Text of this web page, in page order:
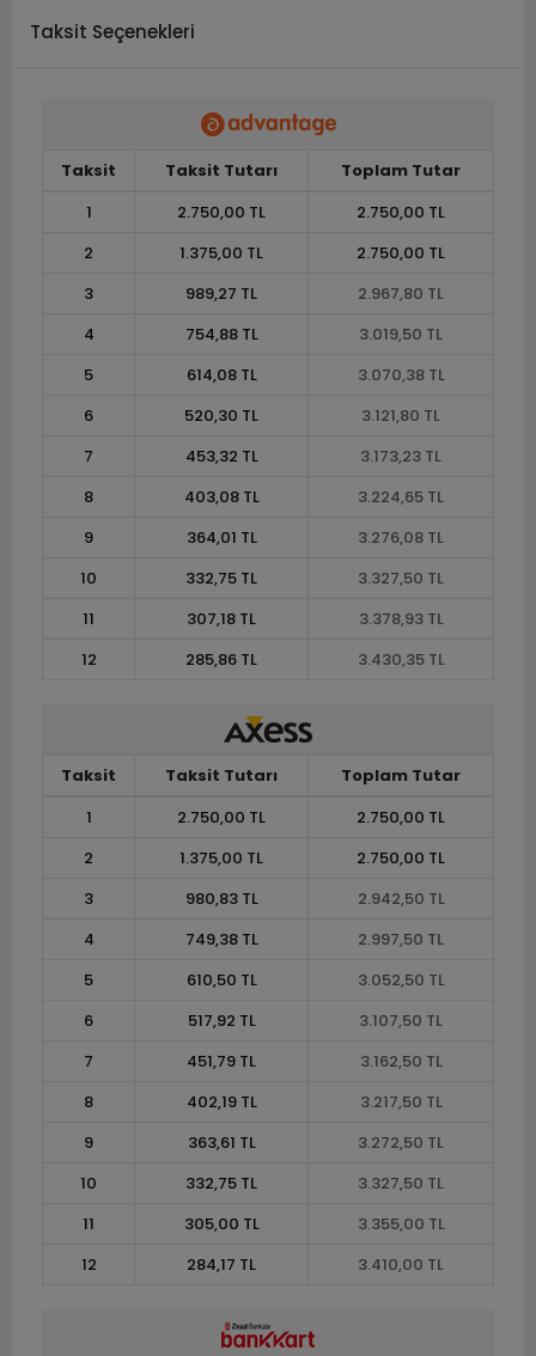
Taksit Seçenekleri
Taksit Taksit Tutarı
Toplam Tutar
1
2.750,00 TL
2.750,00 TL
2
1.375,00 TL
2.750,00 TL
3
989,27 TL
2.967,80 TL
4
754,88 TL
3.019,50 TL
5
614,08 TL
3.070,38 TL
6
520,30 TL
3.121,80 TL
7
453,32 TL
3.173,23 TL
8
403,08 TL
3.224,65 TL
9
364,01 TL
3.276,08 TL
10
332,75 TL
3.327,50 TL
11
307,18 TL
3.378,93 TL
12
285,86 TL 3.430,35 TL
Taksit Taksit Tutarı
Toplam Tutar
1
2.750,00 TL
2.750,00 TL
2
1.375,00 TL
2.750,00 TL
3
980,83 TL
2.942,50 TL
4
749,38 TL
2.997,50 TL
5
610,50 TL
3.052,50 TL
6
517,92 TL
3.107,50 TL
7
451,79 TL
3.162,50 TL
8
402,19 TL
3.217,50 TL
9
363,61 TL
3.272,50 TL
10
332,75 TL
3.327,50 TL
11
305,00 TL
3.355,00 TL
12
284,17 TL 3.410,00 TL